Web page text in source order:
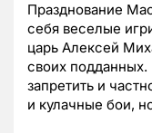
Празднование
себя веселые
царь Алексей
своих
запретить и
и кулачные бои,